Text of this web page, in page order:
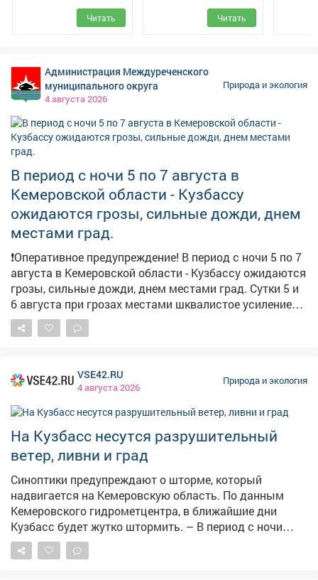
муниципального
Читать
заповедникЧитать
Администрация Междуреченского
муниципального округа
4 августа 2026
Природа и экология
В период с ночи 5 по 7 августа в
Кемеровской области - Кузбассу
ожидаются грозы, сильные дожди, днем
местами град.
❗️Оперативное предупреждение! В период с ночи 5 по 7
августа в Кемеровской области - Кузбассу ожидаются
грозы, сильные дожди, днем местами град. Сутки 5 и
6 августа при грозах местами шквалистое усиление
юго-западного ветра 18-23 м/с.
VSE42.RU
4 августа 2026
Природа и экология
На Кузбасс несутся разрушительный
ветер, ливни и град
Синоптики предупреждают о шторме, который
надвигается на Кемеровскую область. По данным
Кемеровского гидрометцентра, в ближайшие дни
Кузбасс будет жутко штормить. – В период с ночи
05.08.26 по ночь 07.08.26 местами по области
ожидаются грозы, сильные дожди, днём местами